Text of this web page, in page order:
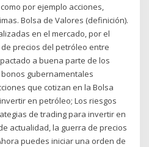
por ejemplo acciones,
Bolsa de Valores (definición).
en el mercado, por el
precios del petróleo entre
a buena parte de los
gubernamentales
que cotizan en la Bolsa
en petróleo; Los riesgos
de trading para invertir en
actualidad, la guerra de precios
puedes iniciar una orden de